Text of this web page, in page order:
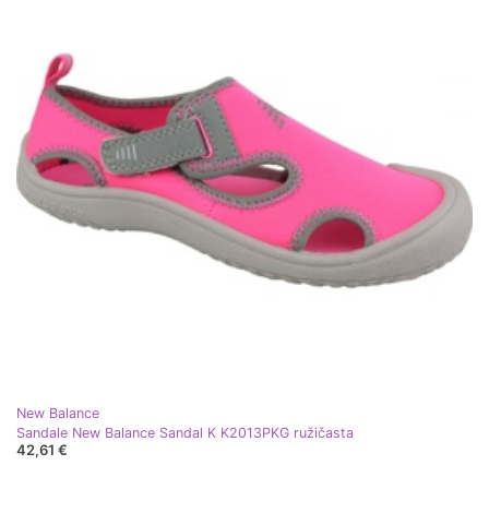
New Balance
Sandale New Balance Sandal K K2013PKG ružičasta
42,61 €